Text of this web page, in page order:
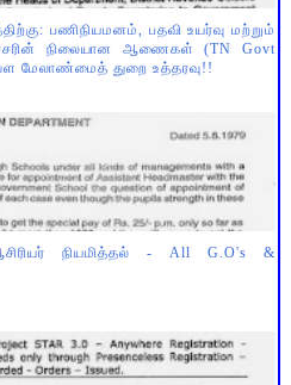
பணிநியமனம், பதவி உயர்வு மற்றும்
நிலையான ஆணைகள் (TN Govt
மேலாண்மைத் துறை உத்தரவு!!
நியமித்தல் - All G.O's &